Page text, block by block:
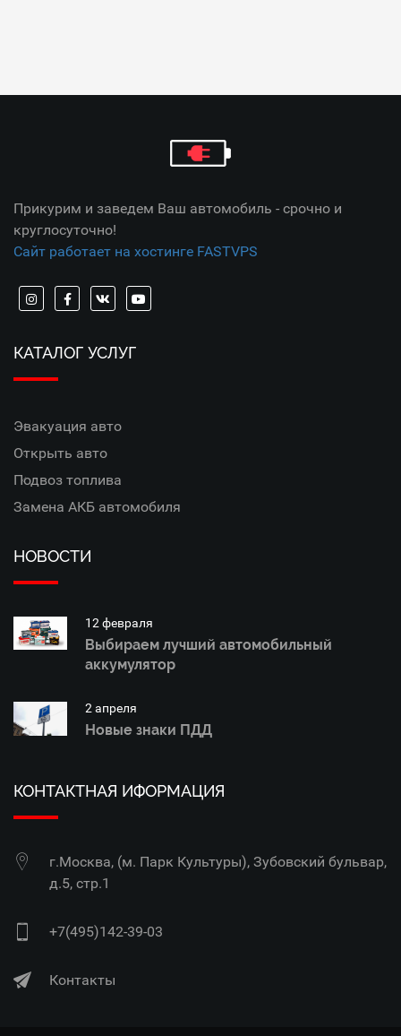
Прикурим и заведем Ваш автомобиль - срочно и
круглосуточно!
Сайт работает на хостинге FASTVPS
КАТАЛОГ УСЛУГ
Эвакуация авто
Открыть авто
Подвоз топлива
Замена АКБ автомобиля
НОВОСТИ
12 февраля
Выбираем лучший автомобильный
аккумулятор
2 апреля
Новые знаки ПДД
КОНТАКТНАЯ ИФОРМАЦИЯ
г.Москва, (м. Парк Культуры), Зубовский бульвар,
д.5, стр.1
+7(495)142-39-03
Контакты